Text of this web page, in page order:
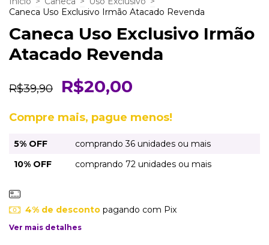
Caneca Uso Exclusivo Irmão Atacado Revenda
Caneca Uso Exclusivo Irmão
Atacado Revenda
R$39,90 R$20,00
Compre mais, pague menos!
5% OFF
comprando 36 unidades ou mais
10% OFF
comprando 72 unidades ou mais
4% de descontopagando com Pix
Ver mais detalhes